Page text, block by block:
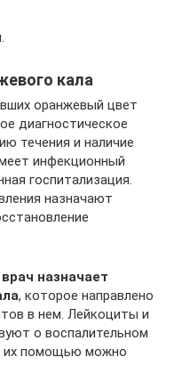
кала
оранжевый цвет
диагностическое
течения и наличие
инфекционный
госпитализация.
назначают
назначает
, которое направлено
в нем. Лейкоциты и
о воспалительном
их помощью можно